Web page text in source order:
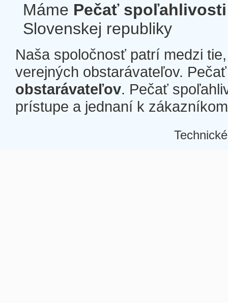
Máme Pečať spoľahlivosti
Slovenskej republiky
Naša spoločnosť patrí medzi
verejných obstarávateľov.
obstarávateľov. Pečať
prístupe a jednaní k